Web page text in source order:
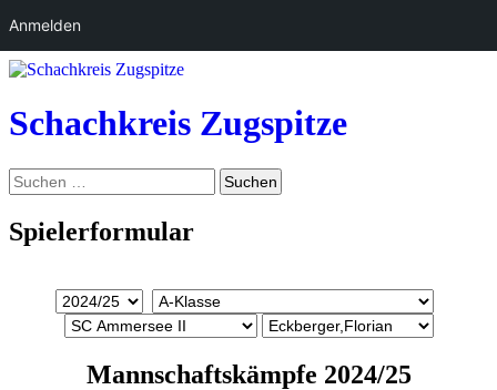
Anmelden
Zum
springen
Schachkreis Zugspitze
Suchen
Suchen
nach:
Spielerformular
Mannschaftskämpfe 2024/25